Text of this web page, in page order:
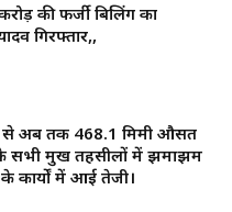
की फर्जी बिलिंग का
गिरफ्तार,,
से अब तक 468.1 मिमी औसत
सभी प्रमुख तहसीलों में झमाझम
कार्यों में आई तेजी।